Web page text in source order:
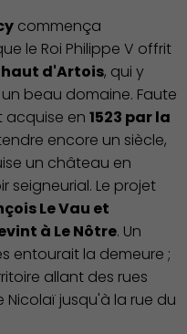
commença
le Roi Philippe V offrit
d'Artois, qui y
beau domaine. Faute
acquise en 1523 par la
encore un siècle,
un château en
seigneurial. Le projet
Le Vau et
à Le Nôtre. Un
entourait la demeure ;
allant des rues
Nicolaï jusqu'à la rue du